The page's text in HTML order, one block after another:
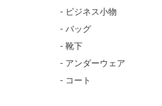
- ビジネス小物
- バッグ
- 靴下
- アンダーウェア
- コート